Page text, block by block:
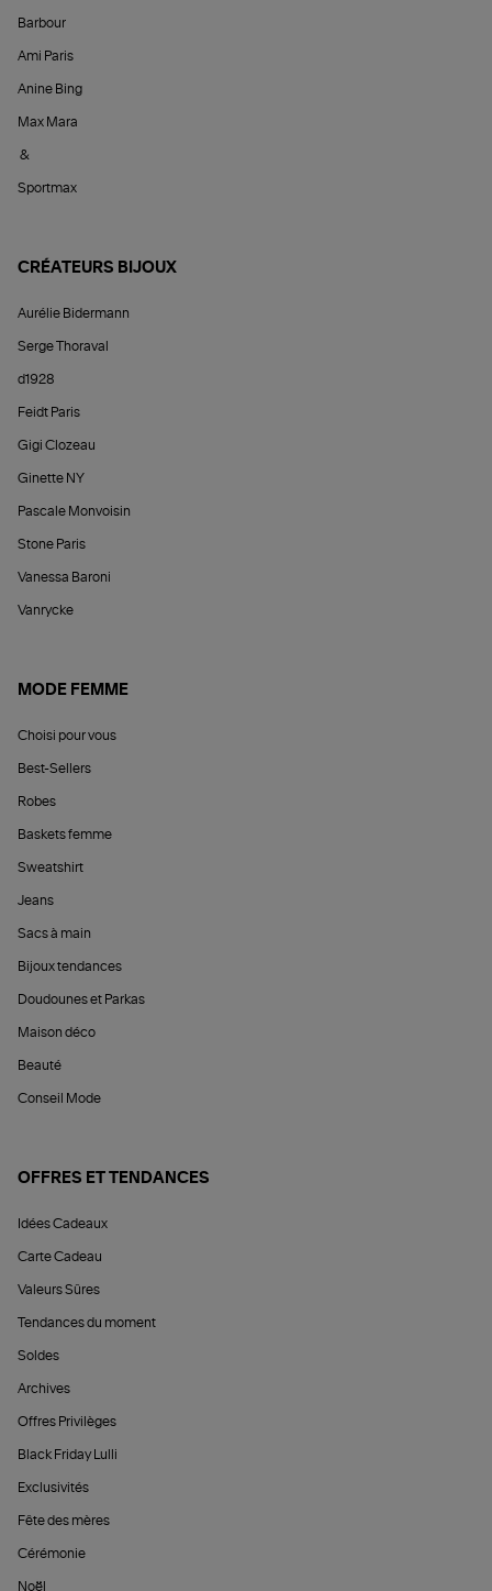
Barbour
Ami Paris
Anine Bing
Max Mara
&
Sportmax
CRÉATEURS BIJOUX
Aurélie Bidermann
Serge Thoraval
d1928
Feidt Paris
Gigi Clozeau
Ginette NY
Pascale Monvoisin
Stone Paris
Vanessa Baroni
Vanrycke
MODE FEMME
Choisi pour vous
Best-Sellers
Robes
Baskets femme
Sweatshirt
Jeans
Sacs à main
Bijoux tendances
Doudounes et Parkas
Maison déco
Beauté
Conseil Mode
OFFRES ET TENDANCES
Idées Cadeaux
Carte Cadeau
Valeurs Sûres
Tendances du moment
Soldes
Archives
Offres Privilèges
Black Friday Lulli
Exclusivités
Fête des mères
Cérémonie
Noël